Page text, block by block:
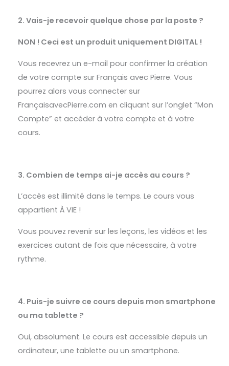
2. Vais-je recevoir quelque chose par la poste ?
NON ! Ceci est un produit uniquement DIGITAL !
Vous recevrez un e-mail pour confirmer la création
de votre compte sur Français avec Pierre. Vous
pourrez alors vous connecter sur
FrançaisavecPierre.com en cliquant sur l’onglet “Mon
Compte” et accéder à votre compte et à votre
cours.
3. Combien de temps ai-je accès au cours ?
L’accès est illimité dans le temps. Le cours vous
appartient À VIE !
Vous pouvez revenir sur les leçons, les vidéos et les
exercices autant de fois que nécessaire, à votre
rythme.
4. Puis-je suivre ce cours depuis mon smartphone
ou ma tablette ?
Oui, absolument.Le cours est accessible depuis un
ordinateur, une tablette ou un smartphone.